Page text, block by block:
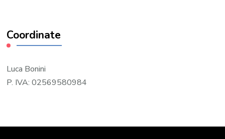
Coordinate
Luca Bonini
P. IVA: 02569580984